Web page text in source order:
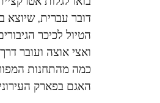
דובר עברית, שיוצא
הטיול לכיכר
ואצי אוצה ועובר
כמה מהתחנות
האגם בפארק